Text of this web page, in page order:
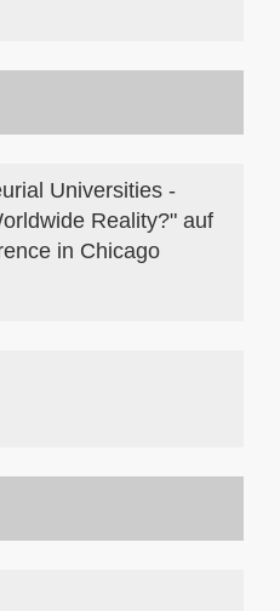
Universities -
Reality?" auf
in Chicago